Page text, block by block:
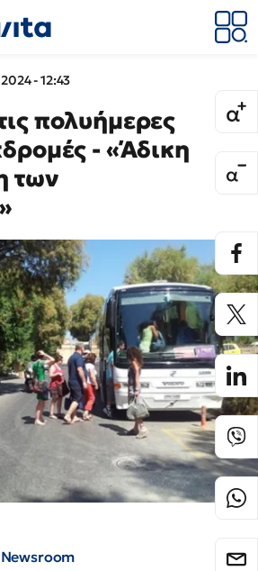
- 12:43
πολυήμερες
- «Άδικη
των